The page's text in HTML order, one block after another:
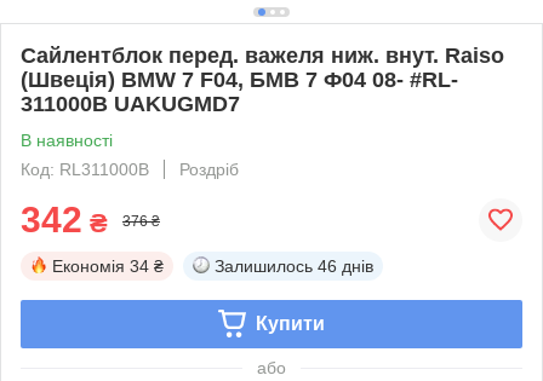
Сайлентблок перед. важеля ниж. внут. Raiso
(Швеція) BMW 7 F04, БМВ 7 Ф04 08- #RL-
311000B UAKUGMD7
В наявності
Код: RL311000B
Роздріб
342 ₴ 376 ₴
Економія 34 ₴ Залишилось 46 днів
Купити
або